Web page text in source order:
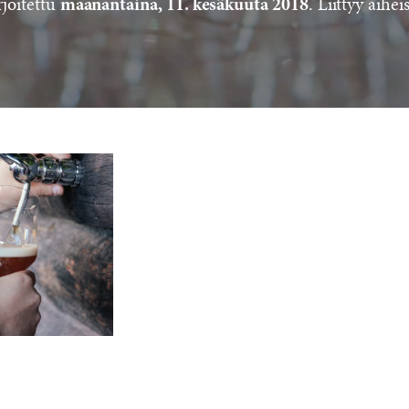
maanantaina, 11. kesäkuuta 2018. Liittyy